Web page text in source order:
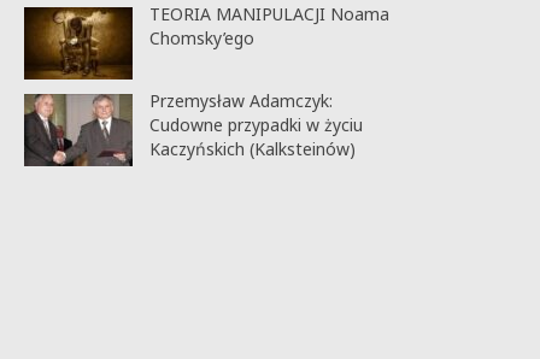
TEORIA MANIPULACJI Noama
Chomsky’ego
Przemysław Adamczyk:
Cudowne przypadki w życiu
Kaczyńskich (Kalksteinów)